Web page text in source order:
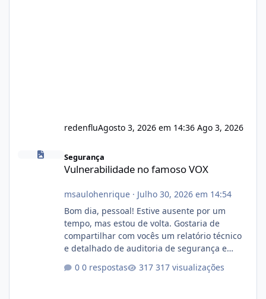
redenfluAgosto 3, 2026 em 14:36 Ago 3, 2026
Vulnerabilidade no famoso VOX
Segurança
Vulnerabilidade no famoso VOX
msaulohenrique· Julho 30, 2026 em 14:54
Bom dia, pessoal! Estive ausente por um
tempo, mas estou de volta. Gostaria de
compartilhar com vocês um relatório técnico
e detalhado de auditoria de segurança e
atualmente em circulação e comercialização
0 respostas 317 visualizações